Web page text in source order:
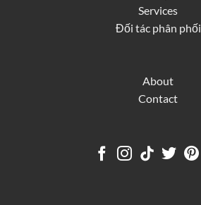
Services
Đối tác phân phối
About
Contact